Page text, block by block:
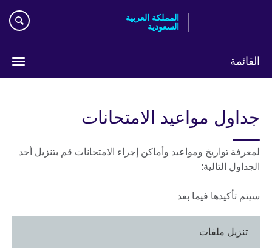
المملكة العربية
السعودية
القائمة
جداول مواعيد الامتحانات
لمعرفة تواريخ ومواعيد وأماكن إجراء الامتحانات قم بتنزيل أحد
الجداول التالية:
سيتم تأكيدها فيما بعد
تنزيل ملفات